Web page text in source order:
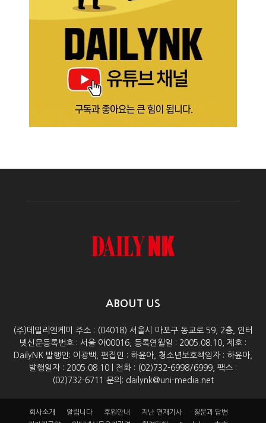
ABOUT US
(주)데일리엔케이 주소 : (04018) 서울시 마포구 동교로 59, 2층, 인터
넷신문등록번호 : 서울 아00016, 등록연월일 : 2005.08.10, 제호 :
DailyNK 발행인: 이광백, 편집인 : 하윤아, 청소년보호책임자 : 하윤아,
발행일자 : 2005.08.10 | 전화 : (02)732-6998/6999, 팩스 :
(02)732-6711 문의: dailynk@uni-media.net
회사소개 알립니다 후원안내 지난 연재기사
질문과 답변